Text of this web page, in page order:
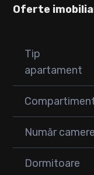
Oferte
• Apartament
Pentru mai multe
Tip
apartament
Număr camere
Dormitoare